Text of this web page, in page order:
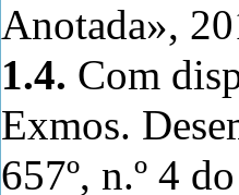
Anotada»,
1.4. Com
Exmos.
657º, n.º 4